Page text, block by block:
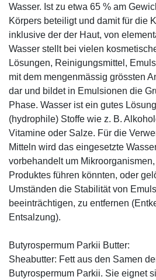
Wasser. Ist zu etwa 65 % am
Körpers beteiligt und damit für die
inklusive der der Haut, von
Wasser stellt bei vielen
Lösungen, Reinigungsmittel,
mit dem mengenmässig grössten
dar und bildet in Emulsionen die
Phase. Wasser ist ein gutes
(hydrophile) Stoffe wie z. B.
Vitamine oder Salze. Für die
Mitteln wird das eingesetzte
vorbehandelt um
Produktes führen könnten, oder
Umständen die Stabilität von
beeinträchtigen, zu entfernen
Entsalzung).
Butyrospermum Parkii Butter:
Sheabutter: Fett aus den Samen
Butyrospermum Parkii. Sie eignet